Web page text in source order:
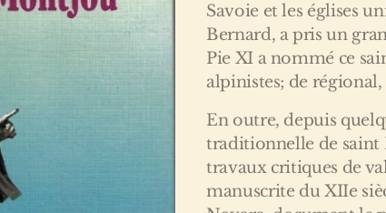
Savoie et les églises
Bernard, a pris un
Pie XI a nommé ce
alpinistes; de
En outre, depuis
traditionnelle de saint
travaux critiques de
manuscrite du XIIe